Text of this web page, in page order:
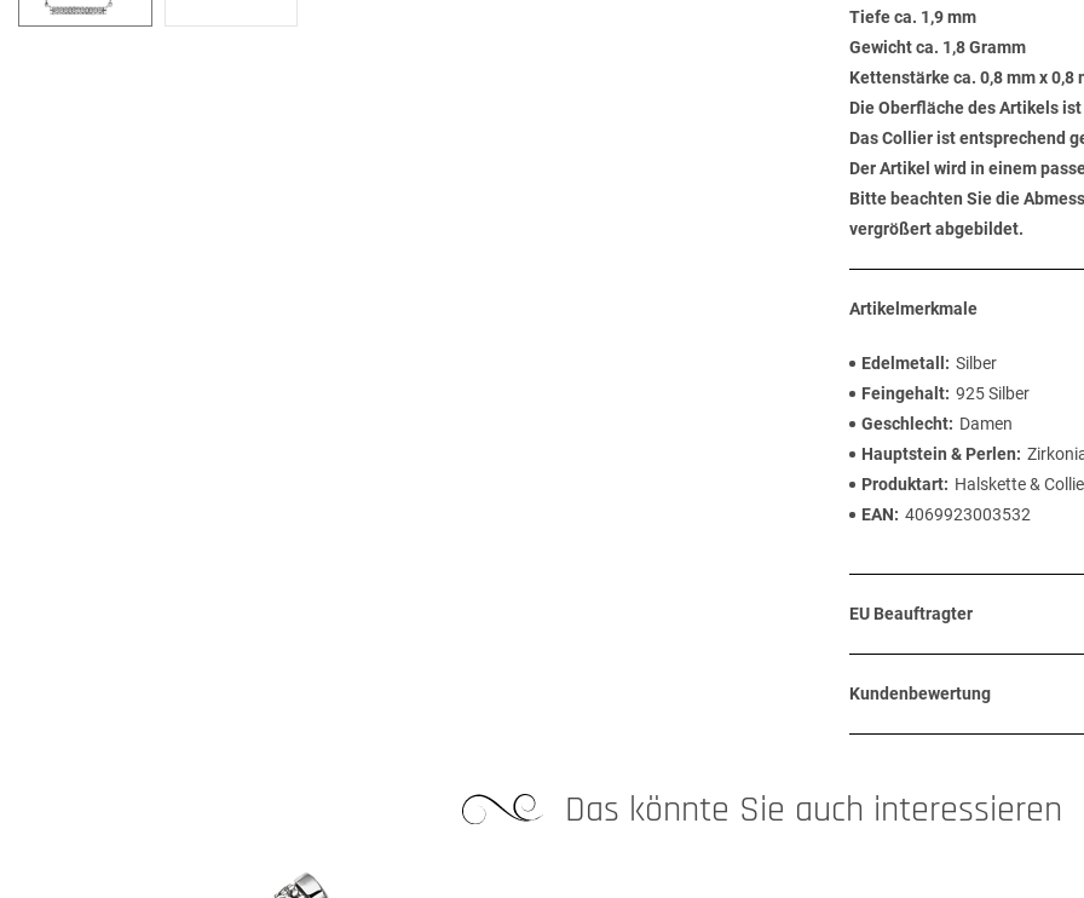
Tiefe ca. 1,9 mm
Gewicht ca. 1,8 Gramm
Kettenstärke ca. 0,8 mm x 0,8
Die Oberfläche des Artikels
Das Collier ist entsprechend
Der Artikel wird in einem
Bitte beachten Sie die
vergrößert abgebildet.
Artikelmerkmale
Edelmetall
Silber
Feingehalt 925 Silber
Geschlecht
Damen
Hauptstein & Perlen
Produktart
Halskette &
EAN
4069923003532
EU Beauftragter
Kundenbewertung
Das könnte Sie auch interessieren